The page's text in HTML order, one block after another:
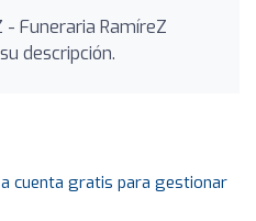
- Funeraria RamíreZ
descripción.
cuenta gratis para gestionar